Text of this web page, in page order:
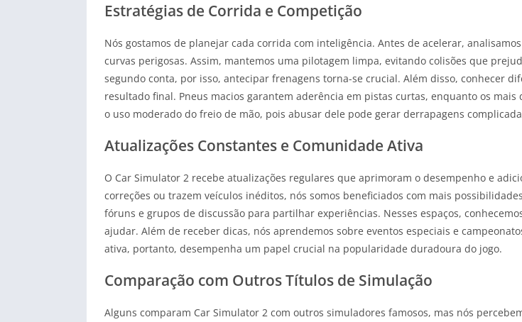
Estratégias de Corrida e Competição
Nós gostamos de planejar cada corrida com inteligência. Antes de acelerar,
curvas perigosas. Assim, mantemos uma pilotagem limpa, evitando colisões que
segundo conta, por isso, antecipar frenagens torna-se crucial. Além disso, conhecer
resultado final. Pneus macios garantem aderência em pistas curtas, enquanto os
o uso moderado do freio de mão, pois abusar dele pode gerar derrapagens
Atualizações Constantes e Comunidade Ativa
O Car Simulator 2 recebe atualizações regulares que aprimoram o desempenho e
correções ou trazem veículos inéditos, nós somos beneficiados com mais
fóruns e grupos de discussão para partilhar experiências. Nesses espaços,
ajudar. Além de receber dicas, nós aprendemos sobre eventos especiais e
ativa, portanto, desempenha um papel crucial na popularidade duradoura do jogo.
Comparação com Outros Títulos de Simulação
Alguns comparam Car Simulator 2 com outros simuladores famosos, mas nós